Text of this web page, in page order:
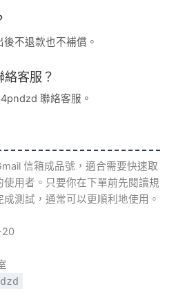
不退款也不補償。
客服？
聯絡客服。
信箱成品號，適合需要快速取
用者。只要你在下單前先閱讀規
測試，通常可以更順利地使用。